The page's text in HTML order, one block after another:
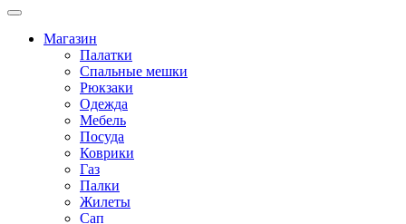
Магазин
Палатки
Спальные мешки
Рюкзаки
Одежда
Мебель
Посуда
Коврики
Газ
Палки
Жилеты
Сап